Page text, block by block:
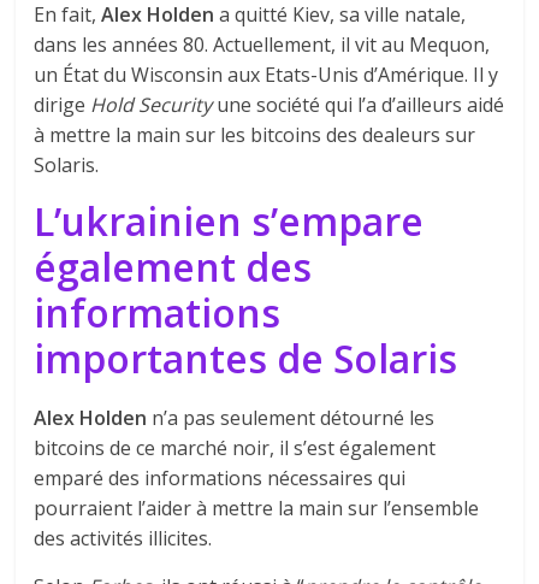
En fait,Alex Holden a quitté Kiev, sa ville natale,
dans les années 80. Actuellement, il vit au Mequon,
un État du Wisconsin aux Etats-Unis d’Amérique. Il y
dirige Hold Securityune société qui l’a d’ailleurs aidé
à mettre la main sur les bitcoins des dealeurs sur
Solaris.
L’ukrainien s’empare
également des
informations
importantes de Solaris
Alex Holden n’a pas seulement détourné les
bitcoins de ce marché noir, il s’est également
emparé des informations nécessaires qui
pourraient l’aider à mettre la main sur l’ensemble
des activités illicites.